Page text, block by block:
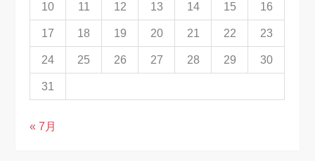
10 11 12 13 14 15 16
17 18 19 20 21 22 23
24 25 26 27 28 29 30
31
« 7月